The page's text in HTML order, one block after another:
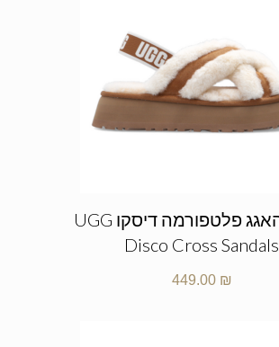
סנדלי האגג פלטפורמה דיסקו UGG
Disco Cross Sandals
449.00 ₪